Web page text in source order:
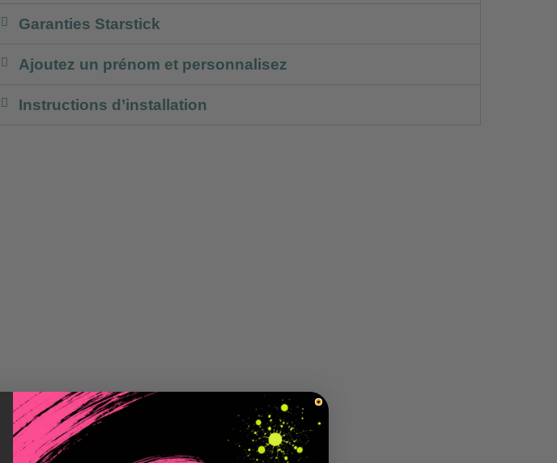
Garanties Starstick
Ajoutez un prénom et personnalisez
Instructions d’installation